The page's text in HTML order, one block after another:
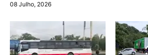
08 Julho, 2026